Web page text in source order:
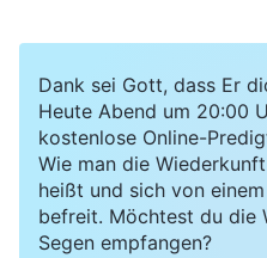
Dank sei Gott, dass Er
Heute Abend um 20:00
kostenlose Online-
Wie man die
heißt und sich von
befreit. Möchtest du die
Segen empfangen?